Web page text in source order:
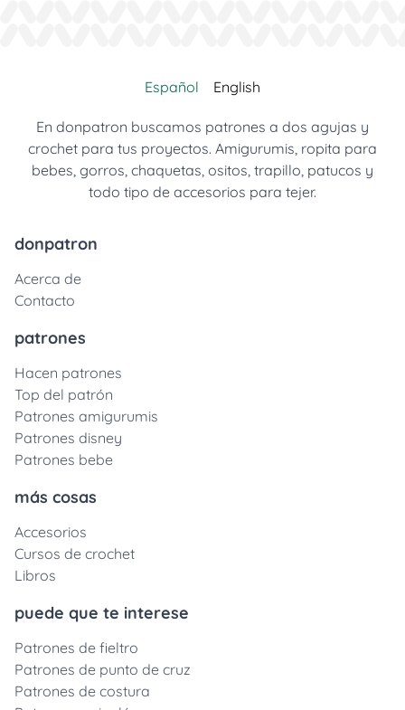
Español English
En donpatron buscamos patrones a dos agujas y
crochet para tus proyectos. Amigurumis, ropita para
bebes, gorros, chaquetas, ositos, trapillo, patucos y
todo tipo de accesorios para tejer.
donpatron
Acerca de
Contacto
patrones
Hacen patrones
Top del patrón
Patrones amigurumis
Patrones disney
Patrones bebe
más cosas
Accesorios
Cursos de crochet
Libros
puede que te interese
Patrones de fieltro
Patrones de punto de cruz
Patrones de costura